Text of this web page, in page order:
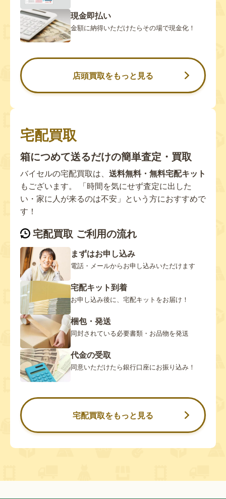
現金即払い
金額に納得いただけたらその場で現金化！
店頭買取をもっと見る
宅配買取
箱につめて送るだけの簡単査定・買取
バイセルの宅配買取は、 送料無料・無料宅配キット
もございます。 「時間を気にせず査定に出した
い・家に人が来るのは不安」という方におすすめで
す！
宅配買取 ご利用の流れ
まずはお申し込み
電話・メールからお申し込みいただけます
宅配キット到着
お申し込み後に、宅配キットをお届け！
梱包・発送
同封されている必要書類・お品物を発送
代金の受取
同意いただけたら銀行口座にお振り込み！
宅配買取をもっと見る